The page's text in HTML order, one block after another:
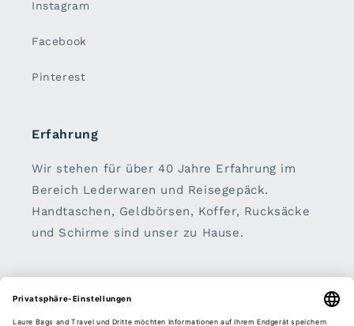
Instagram
Facebook
Pinterest
Erfahrung
Wir stehen für über 40 Jahre Erfahrung im
Bereich Lederwaren und Reisegepäck.
Handtaschen, Geldbörsen, Koffer, Rucksäcke
und Schirme sind unser zu Hause.